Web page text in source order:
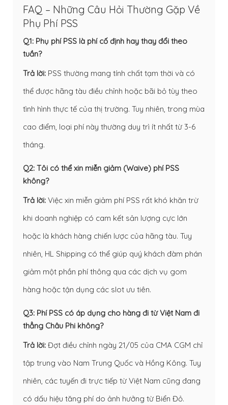
FAQ – Những Câu Hỏi Thường Gặp Về
Phụ Phí PSS
Q1: Phụ phí PSS là phí cố định hay thay đổi theo
tuần?
Trả lời: PSS thường mang tính chất tạm thời và có
thể được hãng tàu điều chỉnh hoặc bãi bỏ tùy theo
tình hình thực tế của thị trường. Tuy nhiên, trong mùa
cao điểm, loại phí này thường duy trì ít nhất từ 3-6
tháng.
Q2: Tôi có thể xin miễn giảm (Waive) phí PSS
không?
Trả lời: Việc xin miễn giảm phí PSS rất khó khăn trừ
khi doanh nghiệp có cam kết sản lượng cực lớn
hoặc là khách hàng chiến lược của hãng tàu. Tuy
nhiên, HL Shipping có thể giúp quý khách đàm phán
giảm một phần phí thông qua các dịch vụ gom
hàng hoặc tận dụng các slot ưu tiên.
Q3: Phí PSS có áp dụng cho hàng đi từ Việt Nam đi
thẳng Châu Phi không?
Trả lời: Đợt điều chỉnh ngày 21/05 của CMA CGM chỉ
tập trung vào Nam Trung Quốc và Hồng Kông. Tuy
nhiên, các tuyến đi trực tiếp từ Việt Nam cũng đang
có dấu hiệu tăng phí do ảnh hưởng từ Biển Đỏ.